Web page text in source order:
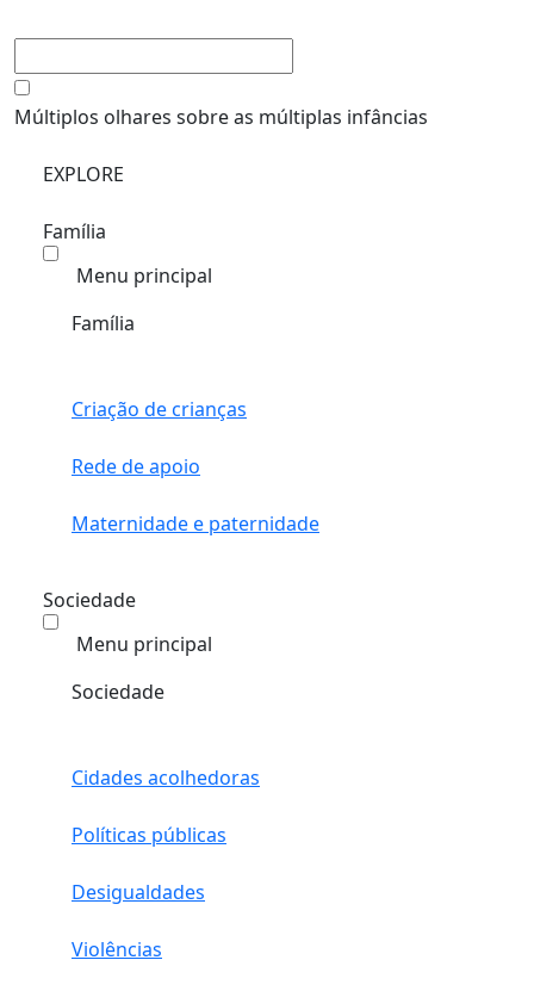
Múltiplos olhares sobre as múltiplas infâncias
EXPLORE
Família
Menu principal
Família
Criação de crianças
Rede de apoio
Maternidade e paternidade
Sociedade
Menu principal
Sociedade
Cidades acolhedoras
Políticas públicas
Desigualdades
Violências